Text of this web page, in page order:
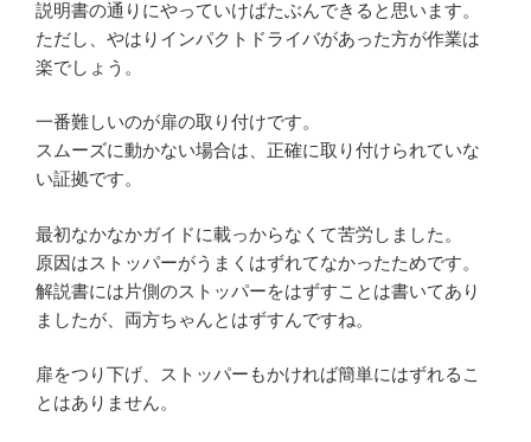
説明書の通りにやっていけばたぶんできると思います。
ただし、やはりインパクトドライバがあった方が作業は
楽でしょう。
一番難しいのが扉の取り付けです。
スムーズに動かない場合は、正確に取り付けられていな
い証拠です。
最初なかなかガイドに載っからなくて苦労しました。
原因はストッパーがうまくはずれてなかったためです。
解説書には片側のストッパーをはずすことは書いてあり
ましたが、両方ちゃんとはずすんですね。
扉をつり下げ、ストッパーもかければ簡単にはずれるこ
とはありません。